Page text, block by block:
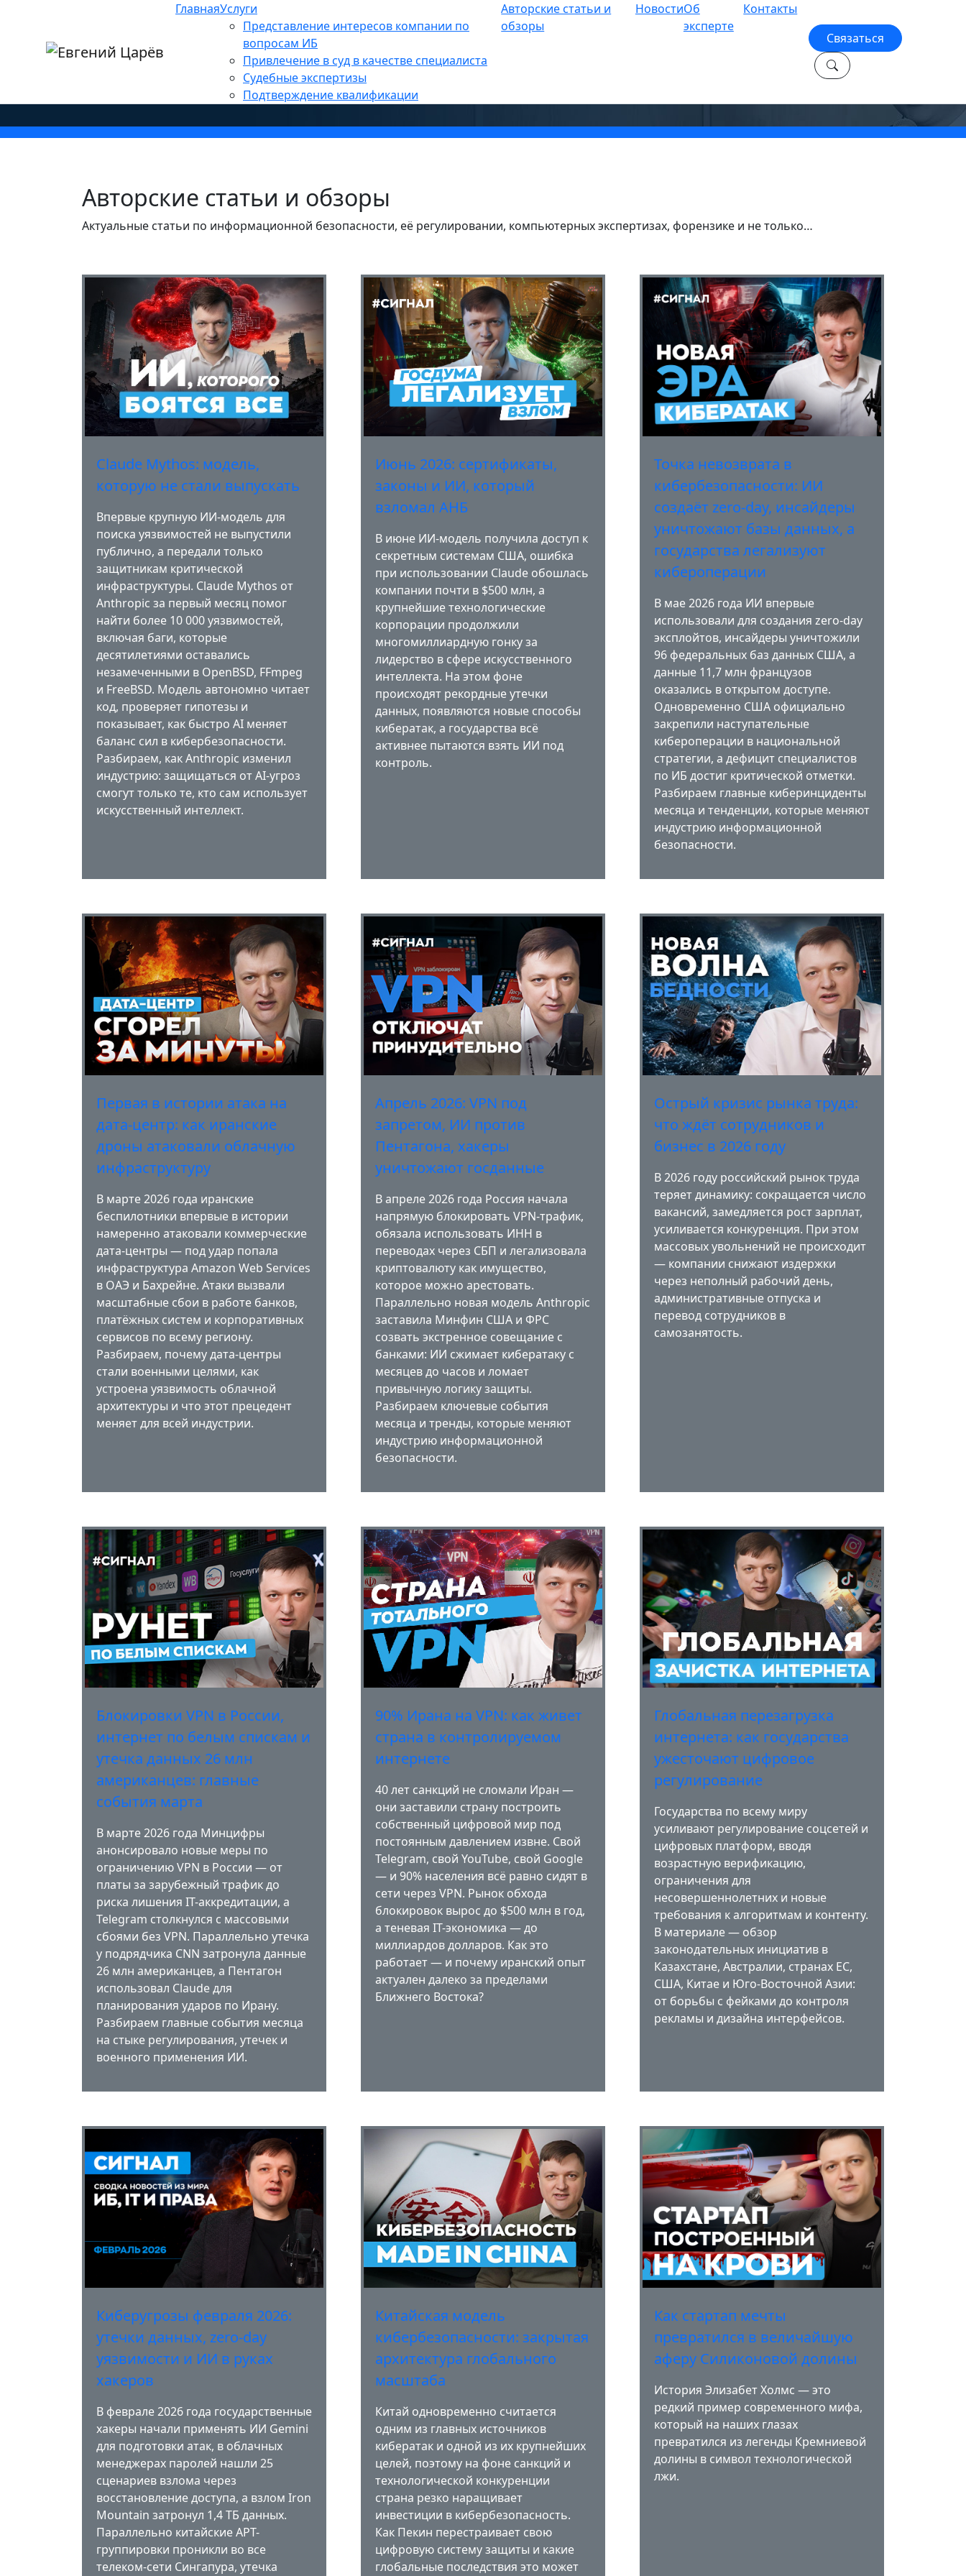
ГлавнаяУслуги
Представление интересов компании по
вопросам ИБ
Привлечение в суд в качестве специалиста
Судебные экспертизы
Подтверждение квалификации
Авторские статьи и
обзоры
НовостиОб
эксперте
Контакты
Связаться
Авторские статьи и обзоры
Авторские статьи и обзоры
Актуальные статьи по информационной безопасности, её регулировании, компьютерных экспертизах, форензике и не только…
Claude Mythos: модель,
которую не стали выпускать
Впервые крупную ИИ-модель для
поиска уязвимостей не выпустили
публично, а передали только
защитникам критической
инфраструктуры. Claude Mythos от
Anthropic за первый месяц помог
найти более 10 000 уязвимостей,
включая баги, которые
десятилетиями оставались
незамеченными в OpenBSD, FFmpeg
и FreeBSD. Модель автономно читает
код, проверяет гипотезы и
показывает, как быстро AI меняет
баланс сил в кибербезопасности.
Разбираем, как Anthropic изменил
индустрию: защищаться от AI-угроз
смогут только те, кто сам использует
искусственный интеллект.
Июнь 2026: сертификаты,
законы и ИИ, который
взломал АНБ
В июне ИИ-модель получила доступ к
секретным системам США, ошибка
при использовании Claude обошлась
компании почти в $500 млн, а
крупнейшие технологические
корпорации продолжили
многомиллиардную гонку за
лидерство в сфере искусственного
интеллекта. На этом фоне
происходят рекордные утечки
данных, появляются новые способы
кибератак, а государства всё
активнее пытаются взять ИИ под
контроль.
Точка невозврата в
кибербезопасности: ИИ
создаёт zero-day, инсайдеры
уничтожают базы данных, а
государства легализуют
кибероперации
В мае 2026 года ИИ впервые
использовали для создания zero-day
эксплойтов, инсайдеры уничтожили
96 федеральных баз данных США, а
данные 11,7 млн французов
оказались в открытом доступе.
Одновременно США официально
закрепили наступательные
кибероперации в национальной
стратегии, а дефицит специалистов
по ИБ достиг критической отметки.
Разбираем главные киберинциденты
месяца и тенденции, которые меняют
индустрию информационной
безопасности.
Первая в истории атака на
дата-центр: как иранские
дроны атаковали облачную
инфраструктуру
В марте 2026 года иранские
беспилотники впервые в истории
намеренно атаковали коммерческие
дата-центры — под удар попала
инфраструктура Amazon Web Services
в ОАЭ и Бахрейне. Атаки вызвали
масштабные сбои в работе банков,
платёжных систем и корпоративных
сервисов по всему региону.
Разбираем, почему дата-центры
стали военными целями, как
устроена уязвимость облачной
архитектуры и что этот прецедент
меняет для всей индустрии.
Апрель 2026: VPN под
запретом, ИИ против
Пентагона, хакеры
уничтожают госданные
В апреле 2026 года Россия начала
напрямую блокировать VPN-трафик,
обязала использовать ИНН в
переводах через СБП и легализовала
криптовалюту как имущество,
которое можно арестовать.
Параллельно новая модель Anthropic
заставила Минфин США и ФРС
созвать экстренное совещание с
банками: ИИ сжимает кибератаку с
месяцев до часов и ломает
привычную логику защиты.
Разбираем ключевые события
месяца и тренды, которые меняют
индустрию информационной
безопасности.
Острый кризис рынка труда:
что ждёт сотрудников и
бизнес в 2026 году
В 2026 году российский рынок труда
теряет динамику: сокращается число
вакансий, замедляется рост зарплат,
усиливается конкуренция. При этом
массовых увольнений не происходит
— компании снижают издержки
через неполный рабочий день,
административные отпуска и
перевод сотрудников в
самозанятость.
Блокировки VPN в России,
интернет по белым спискам и
утечка данных 26 млн
американцев: главные
события марта
В марте 2026 года Минцифры
анонсировало новые меры по
ограничению VPN в России — от
платы за зарубежный трафик до
риска лишения IT-аккредитации, а
Telegram столкнулся с массовыми
сбоями без VPN. Параллельно утечка
у подрядчика CNN затронула данные
26 млн американцев, а Пентагон
использовал Claude для
планирования ударов по Ирану.
Разбираем главные события месяца
на стыке регулирования, утечек и
военного применения ИИ.
90% Ирана на VPN: как живет
страна в контролируемом
интернете
40 лет санкций не сломали Иран —
они заставили страну построить
собственный цифровой мир под
постоянным давлением извне. Свой
Telegram, свой YouTube, свой Google
— и 90% населения всё равно сидят в
сети через VPN. Рынок обхода
блокировок вырос до $500 млн в год,
а теневая IT-экономика — до
миллиардов долларов. Как это
работает — и почему иранский опыт
актуален далеко за пределами
Ближнего Востока?
Глобальная перезагрузка
интернета: как государства
ужесточают цифровое
регулирование
Государства по всему миру
усиливают регулирование соцсетей и
цифровых платформ, вводя
возрастную верификацию,
ограничения для
несовершеннолетних и новые
требования к алгоритмам и контенту.
В материале — обзор
законодательных инициатив в
Казахстане, Австралии, странах ЕС,
США, Китае и Юго-Восточной Азии:
от борьбы с фейками до контроля
рекламы и дизайна интерфейсов.
Киберугрозы февраля 2026:
утечки данных, zero-day
уязвимости и ИИ в руках
хакеров
В феврале 2026 года государственные
хакеры начали применять ИИ Gemini
для подготовки атак, в облачных
менеджерах паролей нашли 25
сценариев взлома через
восстановление доступа, а взлом Iron
Mountain затронул 1,4 ТБ данных.
Параллельно китайские APT-
группировки проникли во все
телеком-сети Сингапура, утечка
Китайская модель
кибербезопасности: закрытая
архитектура глобального
масштаба
Китай одновременно считается
одним из главных источников
кибератак и одной из их крупнейших
целей, поэтому на фоне санкций и
технологической конкуренции
страна резко наращивает
инвестиции в кибербезопасность.
Как Пекин перестраивает свою
цифровую систему защиты и какие
глобальные последствия это может
Как стартап мечты
превратился в величайшую
аферу Силиконовой долины
История Элизабет Холмс — это
редкий пример современного мифа,
который на наших глазах
превратился из легенды Кремниевой
долины в символ технологической
лжи.